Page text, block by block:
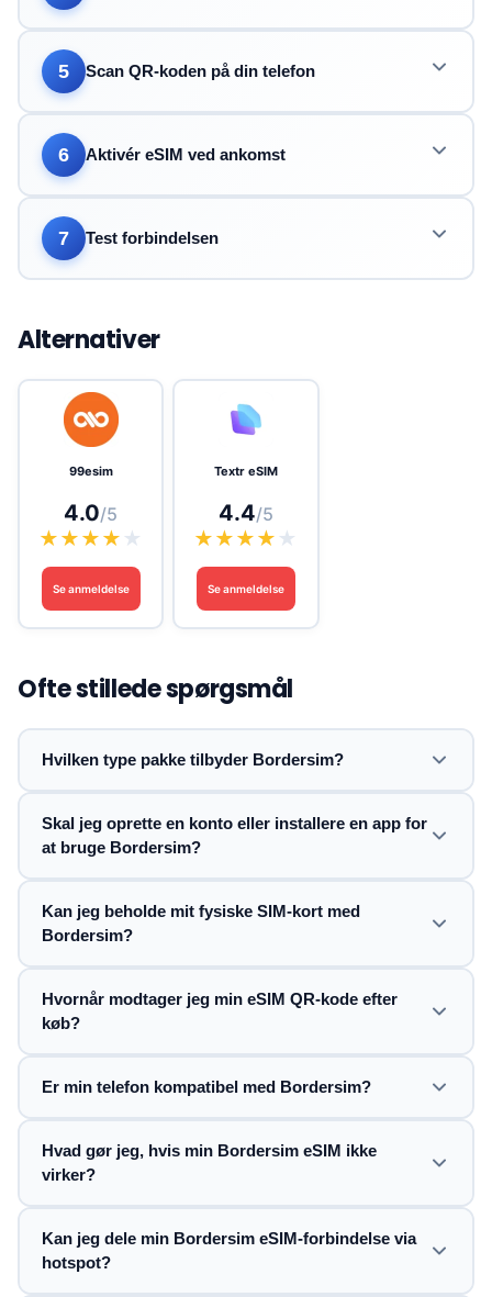
5 Scan QR-koden på din telefon
6 Aktivér eSIM ved ankomst
7 Test forbindelsen
Alternativer
99esim
4.0/5
★★★★ ★
Se anmeldelse
Textr eSIM
4.4/5
★★★★ ★
Se anmeldelse
Ofte stillede spørgsmål
Hvilken type pakke tilbyder Bordersim?
Skal jeg oprette en konto eller installere en app for
at bruge Bordersim?
Kan jeg beholde mit fysiske SIM-kort med
Bordersim?
Hvornår modtager jeg min eSIM QR-kode efter
køb?
Er min telefon kompatibel med Bordersim?
Hvad gør jeg, hvis min Bordersim eSIM ikke
virker?
Kan jeg dele min Bordersim eSIM-forbindelse via
hotspot?